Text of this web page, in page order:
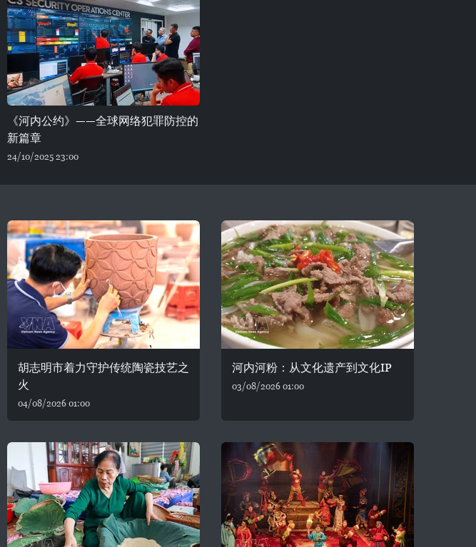
《河内公约》——全球网络犯罪防控的
新篇章
24/10/2025 23:00
胡志明市着力守护传统陶瓷技艺之
火
04/08/2026 01:00
河内河粉：从文化遗产到文化IP
03/08/2026 01:00